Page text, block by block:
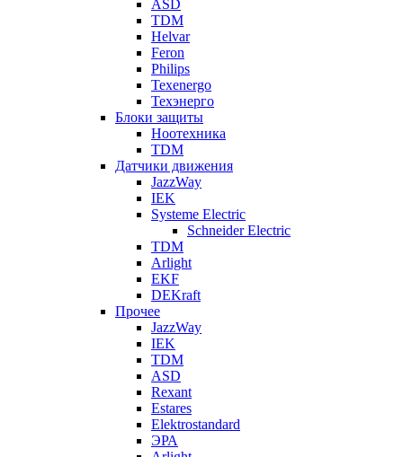
ASD
TDM
Helvar
Feron
Philips
Texenergo
Техэнерго
Блоки защиты
Ноотехника
TDM
Датчики движения
JazzWay
IEK
Systeme Electric
Schneider Electric
TDM
Arlight
EKF
DEKraft
Прочее
JazzWay
IEK
TDM
ASD
Rexant
Estares
Elektrostandard
ЭРА